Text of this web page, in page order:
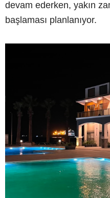
devam ederken, yakın
başlaması planlanıyor.